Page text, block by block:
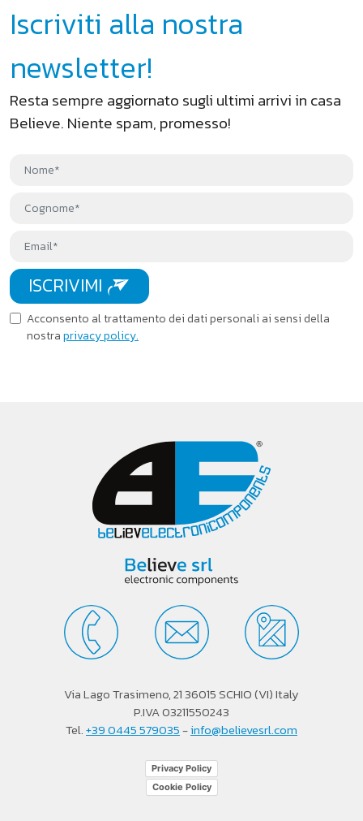
Iscriviti alla nostra
newsletter!
Resta sempre aggiornato sugli ultimi arrivi in casa
Believe. Niente spam, promesso!
If you
are a
ignore
field
ISCRIVIMI
Acconsento al trattamento dei dati personali ai sensi della
nostraprivacy policy.
Via Lago Trasimeno, 21 36015 SCHIO (VI) Italy
P.IVA 03211550243
Tel.+39 0445 579035-info@believesrl.com
Privacy Policy
Cookie Policy